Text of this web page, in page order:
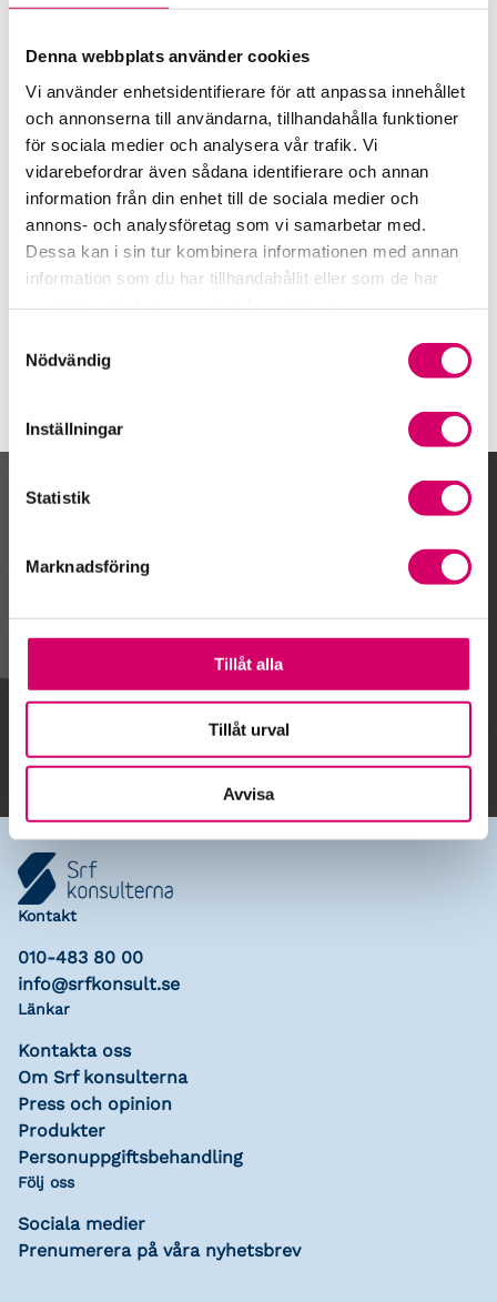
Denna webbplats använder cookies
Vi använder enhetsidentifierare för att anpassa innehållet
och annonserna till användarna, tillhandahålla funktioner
för sociala medier och analysera vår trafik. Vi
vidarebefordrar även sådana identifierare och annan
information från din enhet till de sociala medier och
annons- och analysföretag som vi samarbetar med.
Dessa kan i sin tur kombinera informationen med annan
information som du har tillhandahållit eller som de har
Nödvändig
Inställningar
Statistik
Marknadsföring
Tillåt alla
Tillåt urval
Avvisa
PoMoc AB
Srf Auktoriserade konsulter
Katarina Holm
Auktoriserad Redovisningskonsult
Skicka e-post
076-200 92 11
Kristinehamn
Kalendarium
Gå till kalendariet
Lägg till i kalender
Kontakt
010-483 80 00
info@srfkonsult.se
Länkar
Kontakta oss
Om Srf konsulterna
Press och opinion
Produkter
Personuppgiftsbehandling
Följ oss
Sociala medier
Prenumerera på våra nyhetsbrev